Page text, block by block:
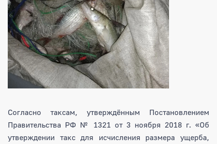
Согласно таксам, утверждённым Постановлением
Правительства РФ № 1321 от 3 ноября 2018 г. «Об
утверждении такс для исчисления размера ущерба,